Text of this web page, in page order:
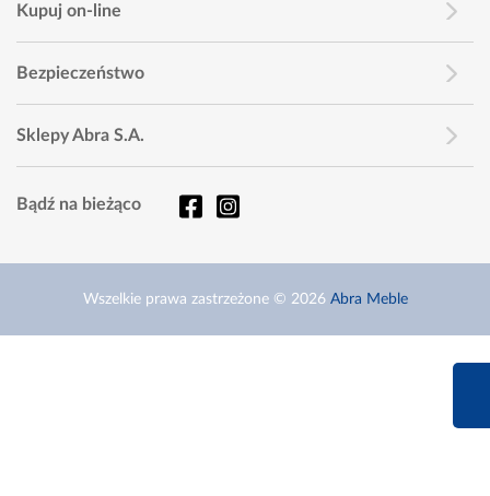
Kupuj on-line
Bezpieczeństwo
Sklepy Abra S.A.
Bądź na bieżąco
Wszelkie prawa zastrzeżone © 2026 Abra Meble